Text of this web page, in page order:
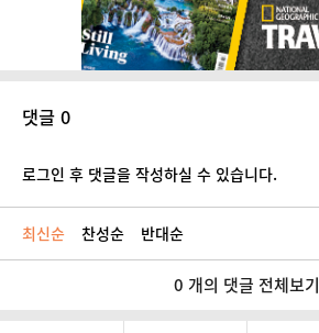
댓글 0
로그인 후 댓글을 작성하실 수 있습니다.
최신순 찬성순 반대순
0 개의 댓글 전체보기